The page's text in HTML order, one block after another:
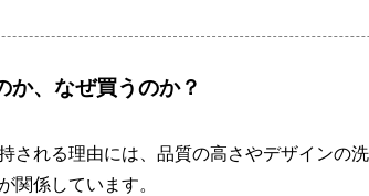
か、なぜ買うのか？
される理由には、品質の高さやデザインの
関係しています。